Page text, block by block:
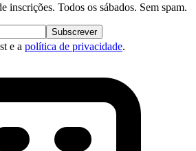
inscrições. Todos os sábados. Sem spam.
Subscrever
e a política de privacidade.